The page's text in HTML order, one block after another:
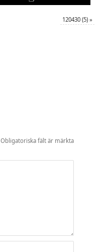
120430 (5) »
Obligatoriska fält är märkta